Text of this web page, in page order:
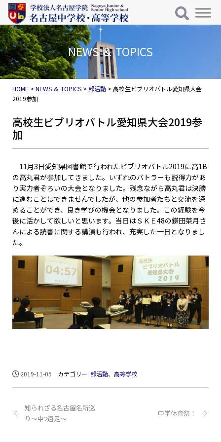
コンテンツへスキップ
メインナビゲーション
NEWS ＆ TOPICS
HOME >NEWS ＆ TOPICS >部活動 >高校生ビブリオバトル愛知県大会
2019参加
高校生ビブリオバトル愛知県大会2019参
加
11月3日愛知県図書館で行われたビブリオバトル2019に高1B
の高丸君が参加してきました。いずれのバトラーも説得力があ
り実力者ぞろいの大会となりました。残念ながら高丸君は決勝
に進むことはできませんでしたが、他の参加者たちと交流を深
めることができ、良き学びの機会となりました。この経験を今
後に活かして欲しいと思います。当日はＳＫＥ48の鎌田菜月さ
んによる読書に関する講演も行われ、充実した一日となりまし
た。
2019-11-05 カテゴリー:部活動、高等学校
知られざる名古屋名所巡
り～中2遠足～
中学体育祭！